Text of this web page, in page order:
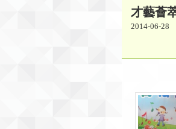
才藝薈
2014-06-28